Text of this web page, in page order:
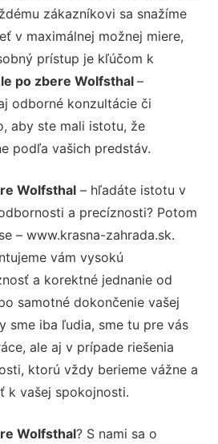
zákazníkovi sa snažíme
v maximálnej možnej miere,
prístup je kľúčom k
po zbere Wolfsthal –
odborné konzultácie či
aby ste mali istotu, že
podľa vašich predstáv.
Wolfsthal – hľadáte istotu v
a precíznosti? Potom
– www.krasna-zahrada.sk.
vám vysokú
a korektné jednanie od
samotné dokončenie vašej
sme iba ľudia, sme tu pre vás
ale aj v prípade riešenia
ktorú vždy berieme vážne a
k vašej spokojnosti.
Wolfsthal? S nami sa o